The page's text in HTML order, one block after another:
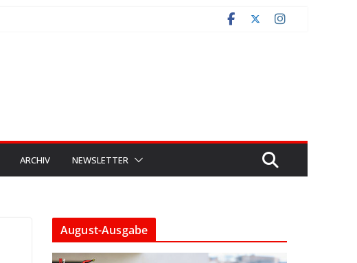
ARCHIV NEWSLETTER
August-Ausgabe